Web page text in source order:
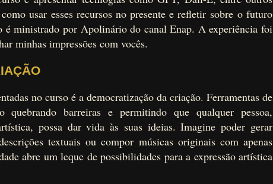
usar esses recursos no presente e refletir sobre o futuro
é ministrado por Apolinário do canal Enap. A experiência foi
minhas impressões com vocês.
no curso é a democratização da criação. Ferramentas de
barreiras e permitindo que qualquer pessoa,
possa dar vida às suas ideias. Imagine poder gerar
textuais ou compor músicas originais com apenas
abre um leque de possibilidades para a expressão artística